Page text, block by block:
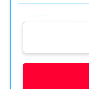
最寄り駅
JR京都線「
駅より徒歩